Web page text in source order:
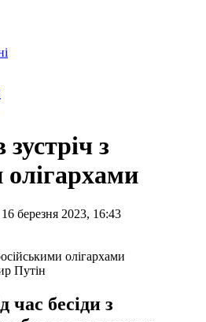
з
олігархами
березня 2023, 16:43
Путін
час бесіди з